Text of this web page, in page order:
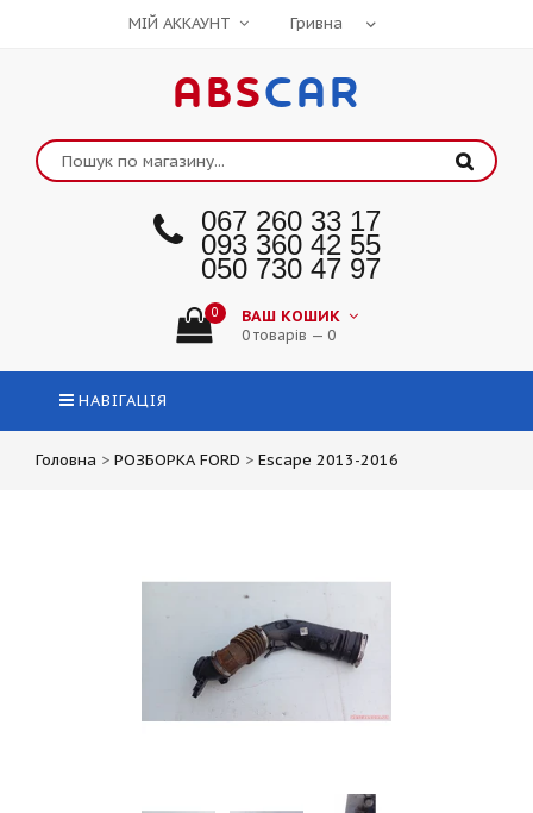
МІЙ АККАУНТ
ABSCAR
067 260 33 17
093 360 42 55
050 730 47 97
0 ВАШ КОШИК
0 товарів — 0
НАВІГАЦІЯ
Головна > РОЗБОРКА FORD > Escape 2013-2016